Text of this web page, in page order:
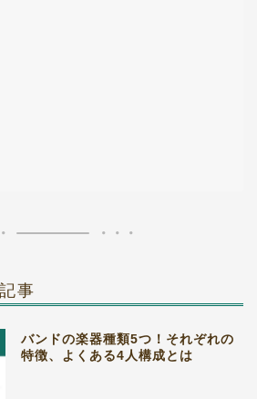
事
バンドの楽器種類5つ！それぞれの
特徴、よくある4人構成とは